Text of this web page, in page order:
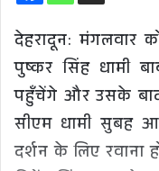
देहरादून: मंगलवार
पुष्कर सिंह धामी
पहुँचेंगे और उसके बाद
सीएम धामी सुबह
दर्शन के लिए रवाना